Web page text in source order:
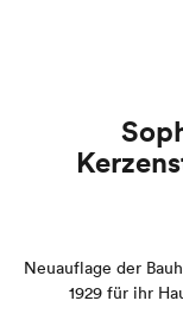
Neuauflage der
1929 für ihr